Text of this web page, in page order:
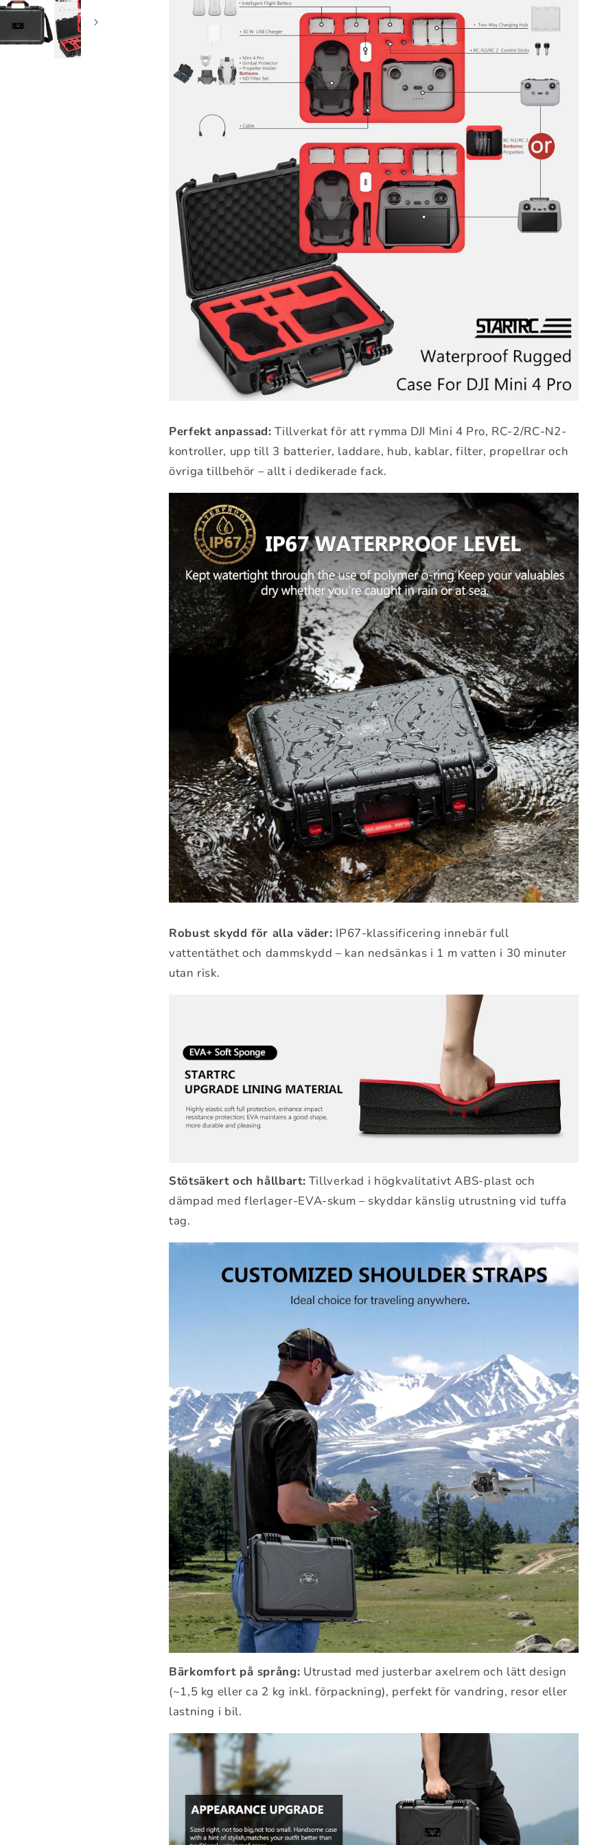
Perfekt anpassad: Tillverkat för att rymma DJI Mini 4 Pro, RC-2/RC-N2-
kontroller, upp till 3 batterier, laddare, hub, kablar, filter, propellrar och
övriga tillbehör – allt i dedikerade fack.
Robust skydd för alla väder: IP67-klassificering innebär full
vattentäthet och dammskydd – kan nedsänkas i 1 m vatten i 30 minuter
utan risk.
Stötsäkert och hållbart: Tillverkad i högkvalitativt ABS-plast och
dämpad med flerlager-EVA-skum – skyddar känslig utrustning vid tuffa
tag.
Bärkomfort på språng: Utrustad med justerbar axelrem och lätt design
(~1,5 kg eller ca 2 kg inkl. förpackning), perfekt för vandring, resor eller
lastning i bil.